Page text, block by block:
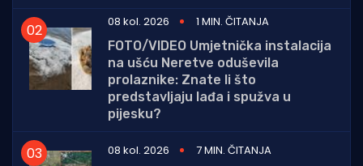
08 kol. 2026
1 MIN. ČITANJA
FOTO/VIDEO Umjetnička instalacija
na ušću Neretve oduševila
prolaznike: Znate li što
predstavljaju lađa i spužva u
pijesku?
08 kol. 2026
7 MIN. ČITANJA